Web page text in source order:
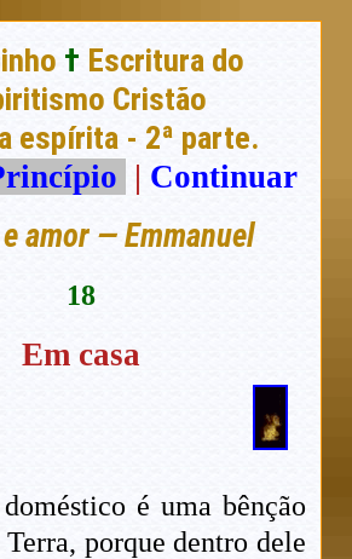
† Escritura do
Cristão
espírita - 2ª parte.
| Continuar
amor — Emmanuel
18
Em casa
é uma bênção
porque dentro dele